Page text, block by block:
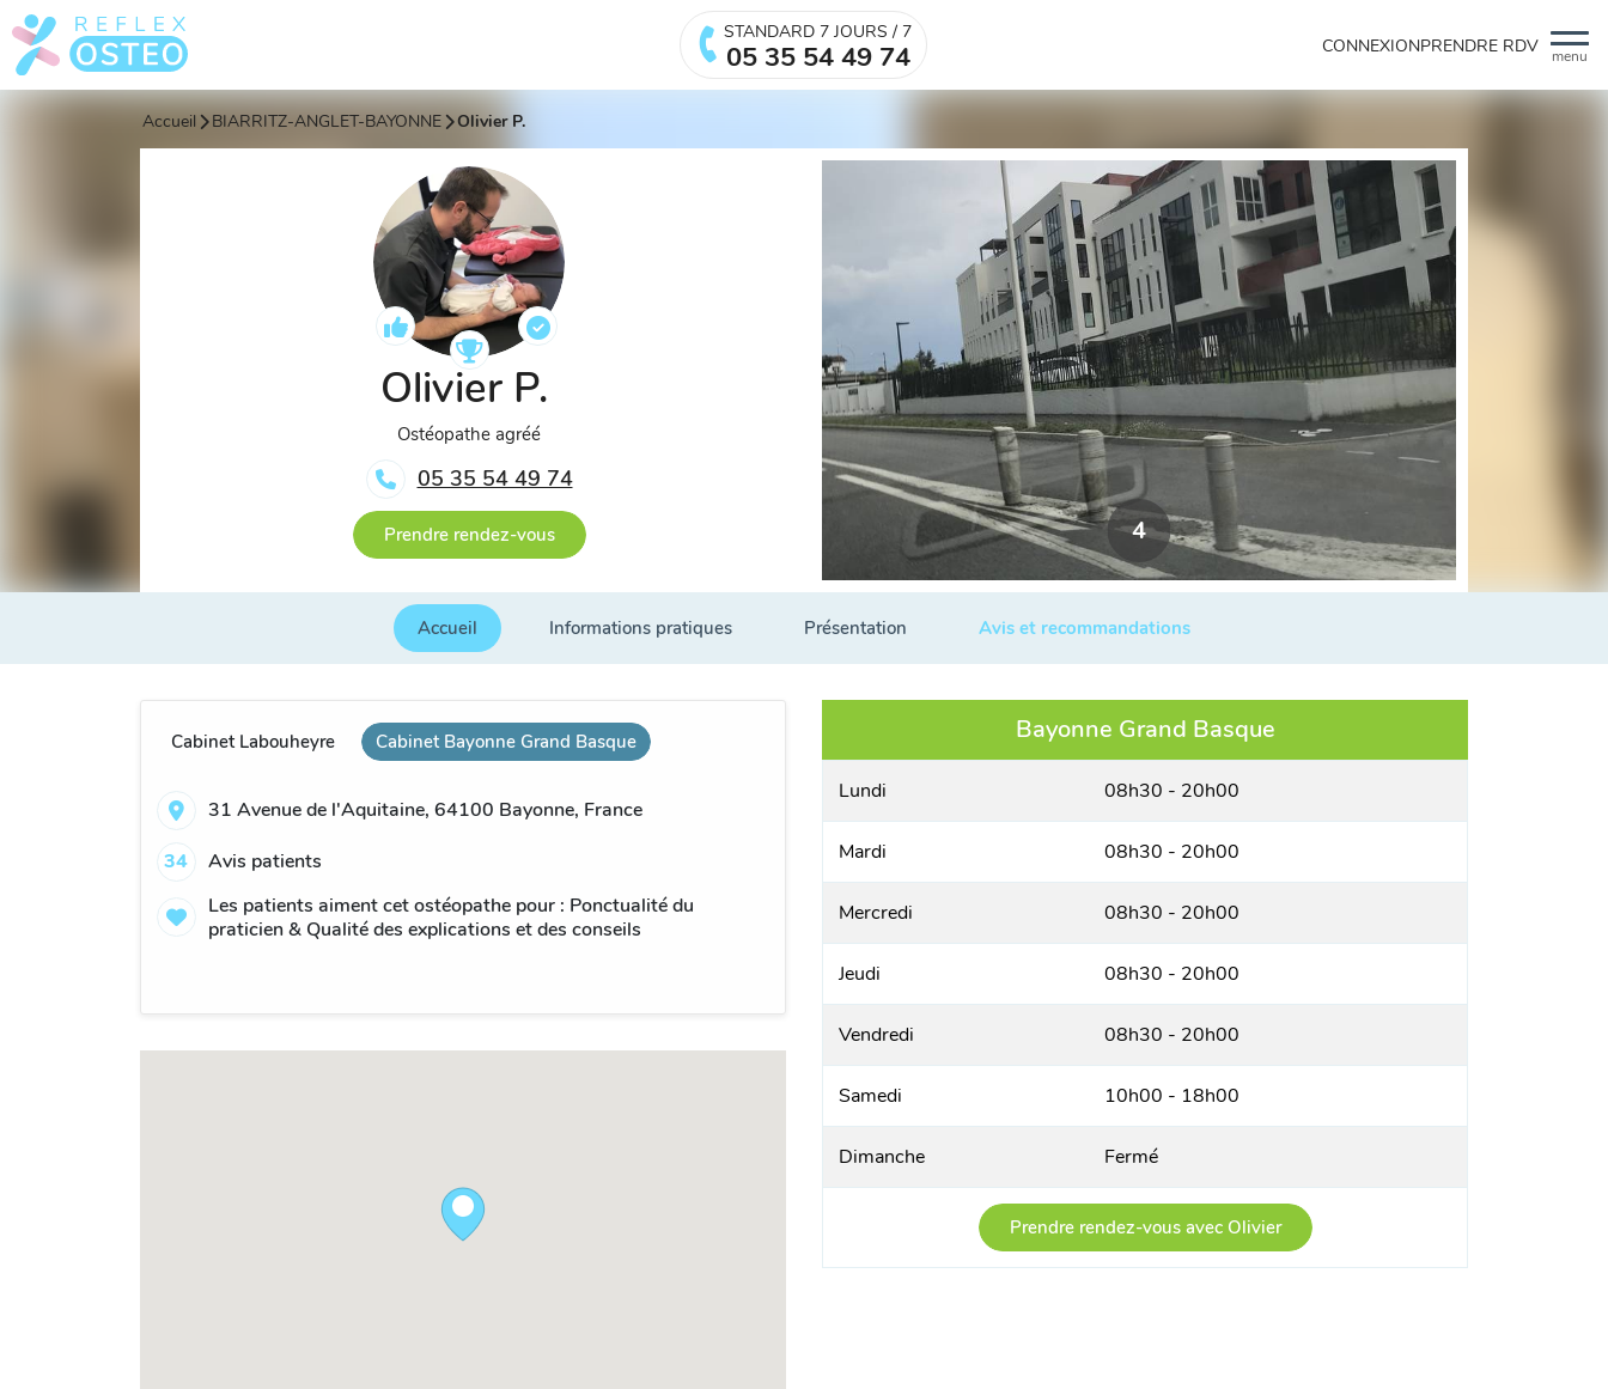
menu
STANDARD 7 JOURS / 7
05 35 54 49 74 CONNEXIONPRENDRE RDV
Accueil BIARRITZ-ANGLET-BAYONNE Olivier P.
Olivier P.
Ostéopathe agréé
05 35 54 49 74
Prendre rendez-vous 4
Accueil Informations pratiques Présentation Avis et recommandations
Cabinet Labouheyre Cabinet Bayonne Grand Basque
31 Avenue de l'Aquitaine, 64100 Bayonne, France
34
Avis patients
Les patients aiment cet ostéopathe pour : Ponctualité du
praticien & Qualité des explications et des conseils
Bayonne Grand Basque
Lundi 08h30 - 20h00
Mardi 08h30 - 20h00
Mercredi 08h30 - 20h00
Jeudi 08h30 - 20h00
Vendredi 08h30 - 20h00
Samedi 10h00 - 18h00
Dimanche Fermé
Prendre rendez-vous avec Olivier